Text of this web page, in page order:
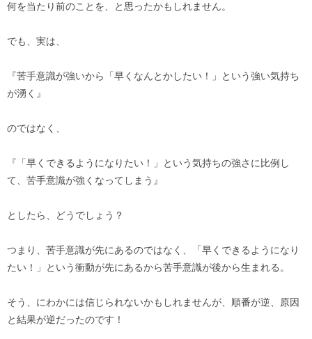
何を当たり前のことを、と思ったかもしれません。
でも、実は、
『苦手意識が強いから「早くなんとかしたい！」という強い気持ち
が湧く』
のではなく、
『「早くできるようになりたい！」という気持ちの強さに比例し
て、苦手意識が強くなってしまう』
としたら、どうでしょう？
つまり、苦手意識が先にあるのではなく、「早くできるようになり
たい！」という衝動が先にあるから苦手意識が後から生まれる。
そう、にわかには信じられないかもしれませんが、順番が逆、原因
と結果が逆だったのです！